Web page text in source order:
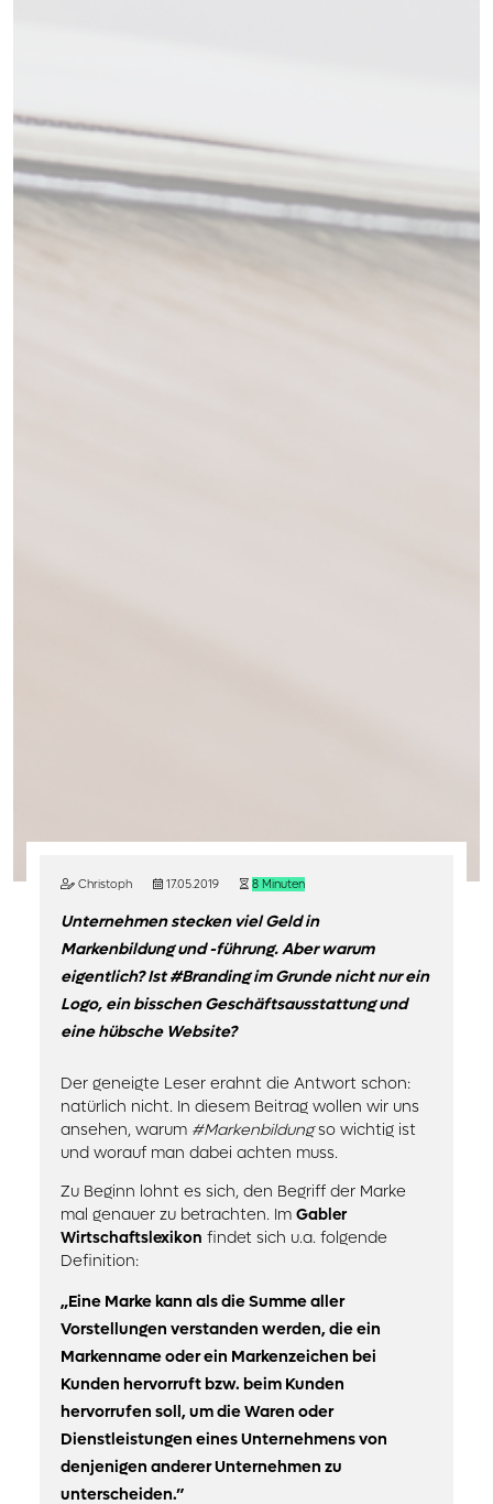
Christoph 17.05.2019 8 Minuten
Unternehmen stecken viel Geld in
Markenbildung und -führung. Aber warum
eigentlich? Ist #Branding im Grunde nicht nur ein
Logo, ein bisschen Geschäftsausstattung und
eine hübsche Website?
Der geneigte Leser erahnt die Antwort schon:
natürlich nicht. In diesem Beitrag wollen wir uns
ansehen, warum #Markenbildungso wichtig ist
und worauf man dabei achten muss.
Zu Beginn lohnt es sich, den Begriff der Marke
mal genauer zu betrachten. ImGabler
Wirtschaftslexikon findet sich u.a. folgende
Definition:
„Eine Marke kann als die Summe aller
Vorstellungen verstanden werden, die ein
Markenname oder ein Markenzeichen bei
Kunden hervorruft bzw. beim Kunden
hervorrufen soll, um die Waren oder
Dienstleistungen eines Unternehmens von
denjenigen anderer Unternehmen zu
unterscheiden.”